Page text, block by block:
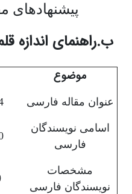
پیشنهاد‌های
ب.راهنمای اندازه
موضوع
عنوان مقاله فارسی
اسامی نویسندگان
فارسی
مشخصات
نویسندگان فارسی